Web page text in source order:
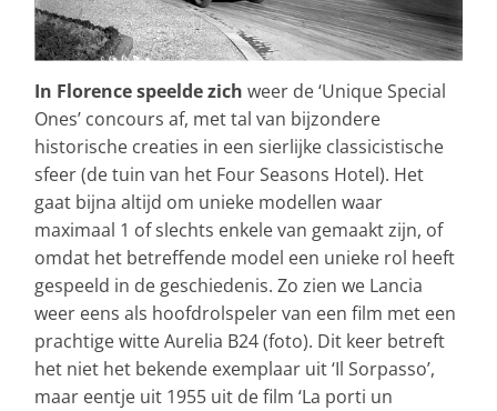
In Florence speelde zich weer de ‘Unique Special
Ones’ concours af, met tal van bijzondere
historische creaties in een sierlijke classicistische
sfeer (de tuin van het Four Seasons Hotel). Het
gaat bijna altijd om unieke modellen waar
maximaal 1 of slechts enkele van gemaakt zijn, of
omdat het betreffende model een unieke rol heeft
gespeeld in de geschiedenis. Zo zien we Lancia
weer eens als hoofdrolspeler van een film met een
prachtige witte Aurelia B24 (foto). Dit keer betreft
het niet het bekende exemplaar uit ‘Il Sorpasso’,
maar eentje uit 1955 uit de film ‘La porti un